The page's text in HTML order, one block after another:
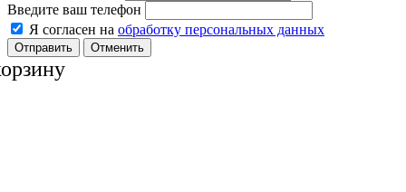
Введите ваш телефон
Я согласен на обработку персональных данных
Отменить